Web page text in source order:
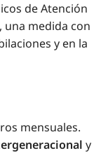
de Atención
una medida con
y en la
mensuales.
y